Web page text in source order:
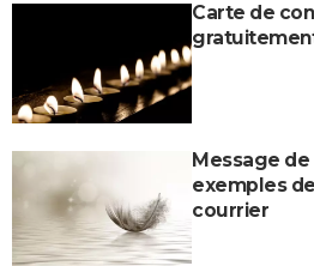
Carte de
Message
exemples
courrier